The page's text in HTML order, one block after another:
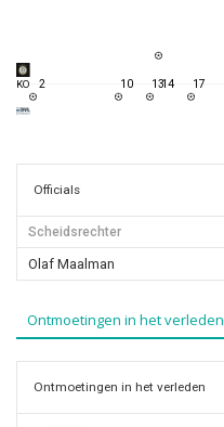
KO 2 10 1314 17
Officials
Scheidsrechter
Olaf Maalman
Ontmoetingen in het verleden
Ontmoetingen in het verleden